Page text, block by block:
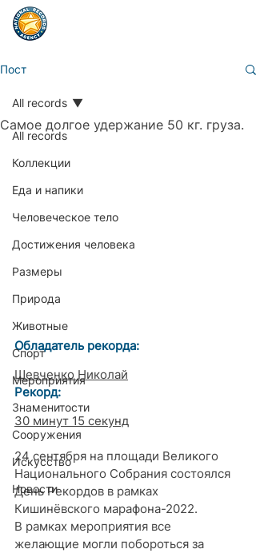
Пост
All records
Коллекции
Еда и напики
Человеческое тело
Достижения человека
Размеры
Природа
Животные
Спорт
Мероприятия
Знаменитости
Сооружения
Искусство
Новости
All records
Самое долгое удержание 50 кг. груза.
Обладатель рекорда:
Шевченко Николай
Рекорд:
30 минут 15 секунд
24 сентября на площади Великого
Национального Собрания состоялся
День Рекордов в рамках
Кишинёвского марафона-2022.
В рамках мероприятия все
желающие могли побороться за